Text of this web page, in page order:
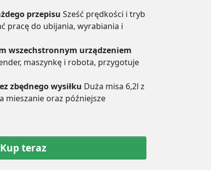
przepisu Sześć prędkości i tryb
pracę do ubijania, wyrabiania i
wszechstronnym urządzeniem
maszynkę i robota, przygotuje
zbędnego wysiłku Duża misa 6,2l z
mieszanie oraz późniejsze
Kup teraz